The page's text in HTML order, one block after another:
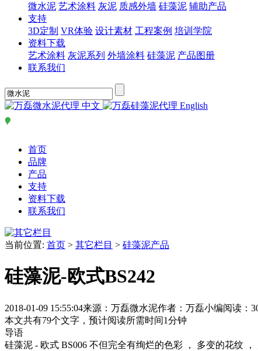
微水泥 艺术涂料 灰泥 质感外墙 硅藻泥 辅助产品
支持
3D定制 VR体验 设计素材 工程案例 培训学院
资料下载
艺术涂料 灰泥系列 外墙涂料 硅藻泥 产品图册
联系我们
中文 English
首页
品牌
产品
支持
资料下载
联系我们
当前位置: 首页 > 其它栏目 > 硅藻泥产品
硅藻泥-欧式BS242
2018-01-09 15:55:04来源：万磊微水泥作者：万磊小编阅读：
本文共有79个文字，预计阅读所需时间1分钟
导语
硅藻泥 - 欧式 BS006 不但完全有绚烂的色彩 ， 多变的花纹